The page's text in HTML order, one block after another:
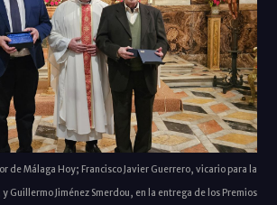
de Málaga Hoy; Francisco Javier Guerrero, vicario para la
Guillermo Jiménez Smerdou, en la entrega de los Premios